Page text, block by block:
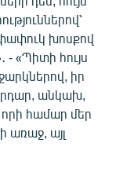
խոսքով
«Պիտի հույս
իր
անկախ,
համար մեր
առաջ, այլ